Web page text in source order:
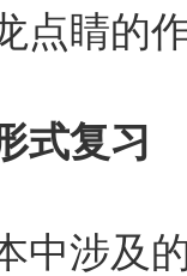
点睛的
复习
涉及的